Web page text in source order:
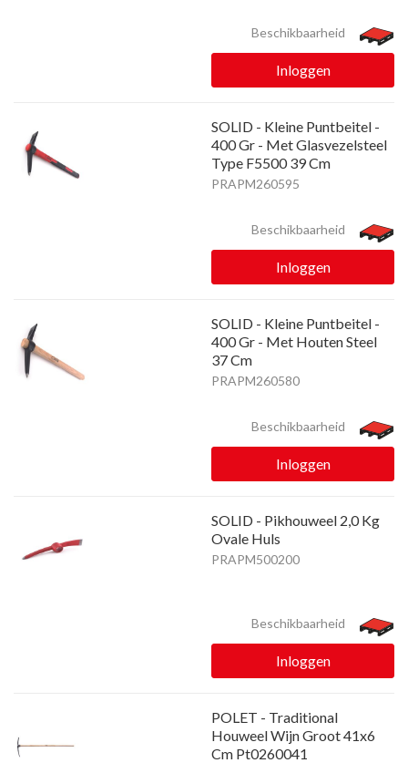
Beschikbaarheid
Inloggen
SOLID - Kleine Puntbeitel -
400 Gr - Met Glasvezelsteel
Type F5500 39 Cm
PRAPM260595
Beschikbaarheid
Inloggen
SOLID - Kleine Puntbeitel -
400 Gr - Met Houten Steel
37 Cm
PRAPM260580
Beschikbaarheid
Inloggen
SOLID - Pikhouweel 2,0 Kg
Ovale Huls
PRAPM500200
Beschikbaarheid
Inloggen
POLET - Traditional
Houweel Wijn Groot 41x6
Cm Pt0260041